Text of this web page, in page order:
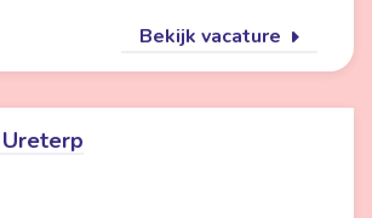
Bekijk vacature